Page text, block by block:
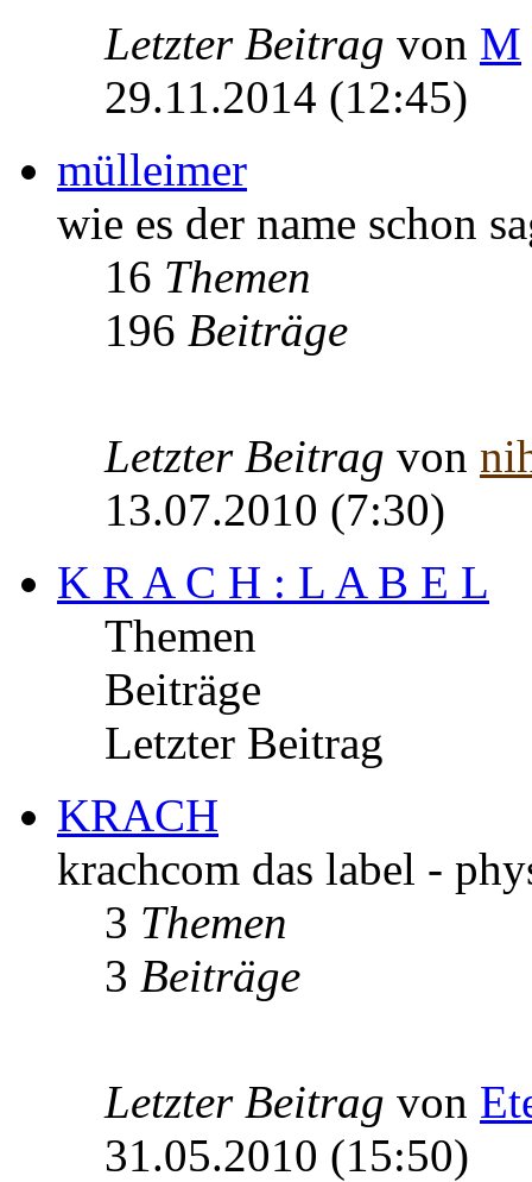
Letzter Beitrag von M
29.11.2014 (12:45)
mülleimer
wie es der name schon
16 Themen
196 Beiträge
Letzter Beitrag von
13.07.2010 (7:30)
K R A C H : L A B E L
Themen
Beiträge
Letzter Beitrag
KRACH
krachcom das label -
3 Themen
3 Beiträge
Letzter Beitrag von
31.05.2010 (15:50)